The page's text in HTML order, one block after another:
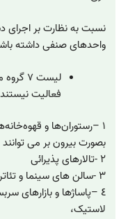
نسبت به نظارت بر اجرای
واحدهای صنفی داشته
لیست
فعالیت نیستند
١ –رستوران‌ها و
بصورت بیرون بر می
٢ -تالارهای پذیرائی
٣ -سالن های سینما و تئاتر
٤ –پاساژها و بازارهای
لاستیک،